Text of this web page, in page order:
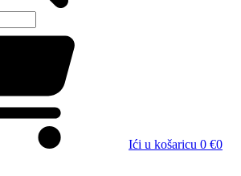
Ići u košaricu 0 €0